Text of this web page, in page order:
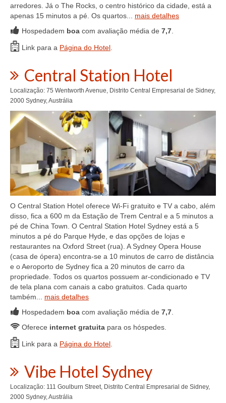
arredores. Já o The Rocks, o centro histórico da cidade, está a
apenas 15 minutos a pé. Os quartos... mais detalhes
Hospedadem boa com avaliação média de 7,7
Link para a Página do Hotel
Central Station Hotel
Localização: 75 Wentworth Avenue, Distrito Central Empresarial de Sidney,
2000 Sydney, Austrália
O Central Station Hotel oferece Wi-Fi gratuito e TV a cabo, além
disso, fica a 600 m da Estação de Trem Central e a 5 minutos a
pé de China Town. O Central Station Hotel Sydney está a 5
minutos a pé do Parque Hyde, e das opções de lojas e
restaurantes na Oxford Street (rua). A Sydney Opera House
(casa de ópera) encontra-se a 10 minutos de carro de distância
e o Aeroporto de Sydney fica a 20 minutos de carro da
propriedade. Todos os quartos possuem ar-condicionado e TV
de tela plana com canais a cabo gratuitos. Cada quarto
também... mais detalhes
Hospedadem boa com avaliação média de 7,7
Oferece internet gratuita para os hóspedes.
Link para a Página do Hotel
Vibe Hotel Sydney
Localização: 111 Goulburn Street, Distrito Central Empresarial de Sidney,
2000 Sydney, Austrália